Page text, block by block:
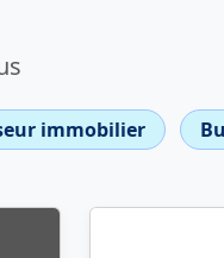
immobilier